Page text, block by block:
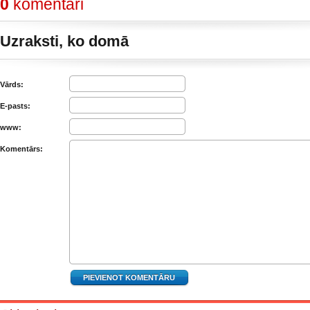
0 komentāri
Uzraksti, ko domā
Vārds:
E-pasts:
www:
Komentārs: